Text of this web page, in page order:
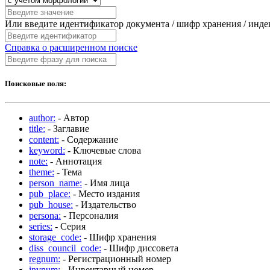
Или введите идентификатор документа / шифр хранения /
Справка о расширенном поиске
Поисковые поля:
author: - Автор
title: - Заглавие
content: - Содержание
keyword: - Ключевые слова
note: - Аннотация
theme: - Тема
person_name: - Имя лица
pub_place: - Место издания
pub_house: - Издательство
persona: - Персоналия
series: - Серия
storage_code: - Шифр хранения
diss_council_code: - Шифр диссовета
regnum: - Регистрационный номер